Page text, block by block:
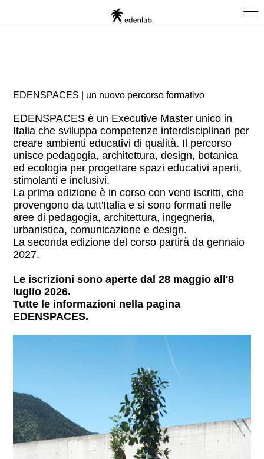
EDENSPACES | un nuovo percorso formativo
EDENSPACES è un Executive Master unico in
Italia che sviluppa competenze interdisciplinari per
creare ambienti educativi di qualità. Il percorso
unisce pedagogia, architettura, design, botanica
ed ecologia per progettare spazi educativi aperti,
stimolanti e inclusivi.
La prima edizione è in corso con venti iscritti, che
provengono da tutt'Italia e si sono formati nelle
aree di pedagogia, architettura, ingegneria,
urbanistica, comunicazione e design.
La seconda edizione del corso partirà da gennaio
2027.
Le iscrizioni sono aperte dal 28 maggio all'8
luglio 2026.
Tutte le informazioni nella pagina
EDENSPACES.